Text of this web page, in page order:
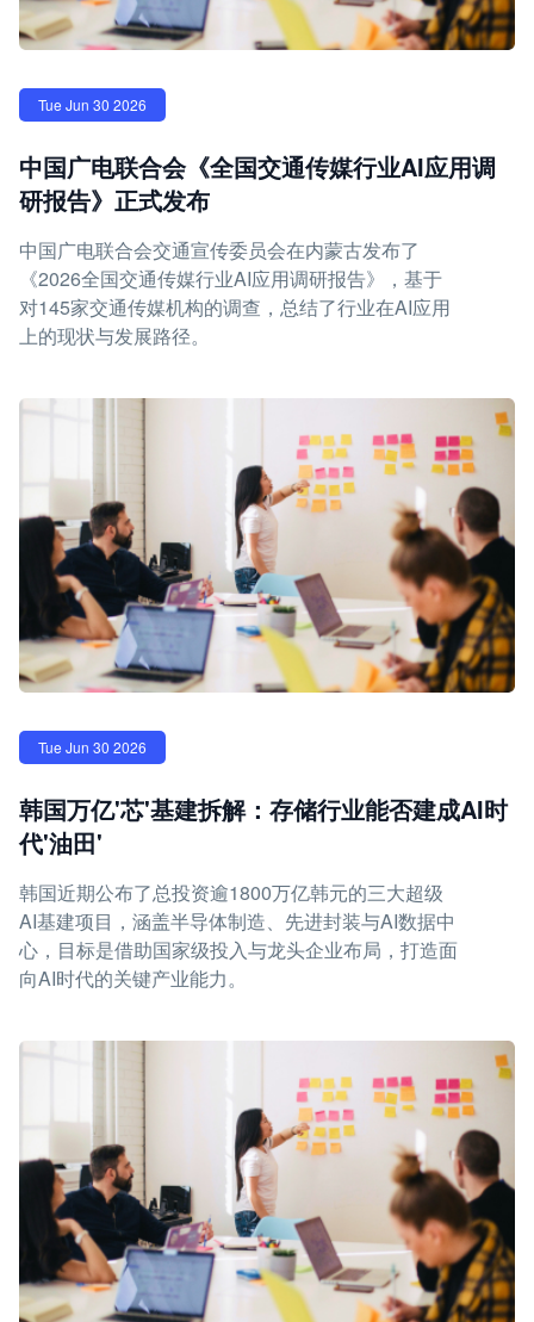
Tue Jun 30 2026
中国广电联合会《全国交通传媒行业AI应用调
研报告》正式发布
中国广电联合会交通宣传委员会在内蒙古发布了
《2026全国交通传媒行业AI应用调研报告》，基于
对145家交通传媒机构的调查，总结了行业在AI应用
上的现状与发展路径。
Tue Jun 30 2026
韩国万亿'芯'基建拆解：存储行业能否建成AI时
代'油田'
韩国近期公布了总投资逾1800万亿韩元的三大超级
AI基建项目，涵盖半导体制造、先进封装与AI数据中
心，目标是借助国家级投入与龙头企业布局，打造面
向AI时代的关键产业能力。